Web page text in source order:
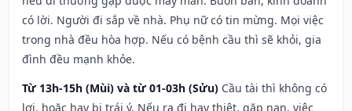
có lời. Người đi sắp về nhà. Phụ nữ có tin mừng. Mọi việc
trong nhà đều hòa hợp. Nếu có bệnh cầu thì sẽ khỏi, gia
đình đều mạnh khỏe.
Từ 13h-15h (Mùi) và từ 01-03h (Sửu) Cầu tài thì không có
lợi, hoặc hay bị trái ý. Nếu ra đi hay thiệt, gặp nạn, việc